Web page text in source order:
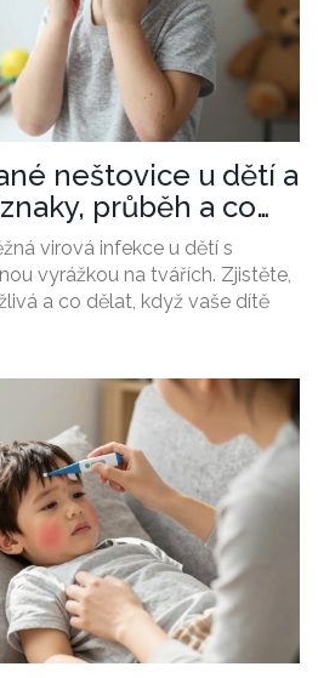
neštovice u dětí a
průběh a co
virová infekce u dětí s
vyrážkou na tvářích. Zjistěte,
a co dělat, když vaše dítě